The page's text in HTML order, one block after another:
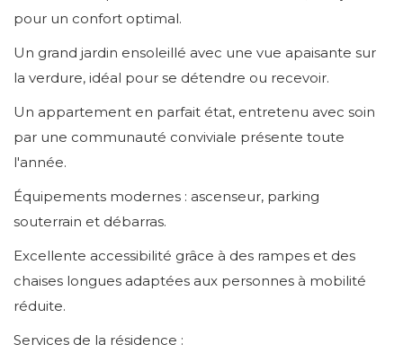
pour un confort optimal.
Un grand jardin ensoleillé avec une vue apaisante sur
la verdure, idéal pour se détendre ou recevoir.
Un appartement en parfait état, entretenu avec soin
par une communauté conviviale présente toute
l'année.
Équipements modernes : ascenseur, parking
souterrain et débarras.
Excellente accessibilité grâce à des rampes et des
chaises longues adaptées aux personnes à mobilité
réduite.
Services de la résidence :